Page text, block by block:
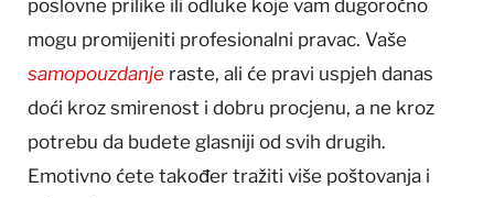
poslovne prilike ili odluke koje vam dugoročno
mogu promijeniti profesionalni pravac. Vaše
samopouzdanje raste, ali će pravi uspjeh danas
doći kroz smirenost i dobru procjenu, a ne kroz
potrebu da budete glasniji od svih drugih.
Emotivno ćete također tražiti više poštovanja i